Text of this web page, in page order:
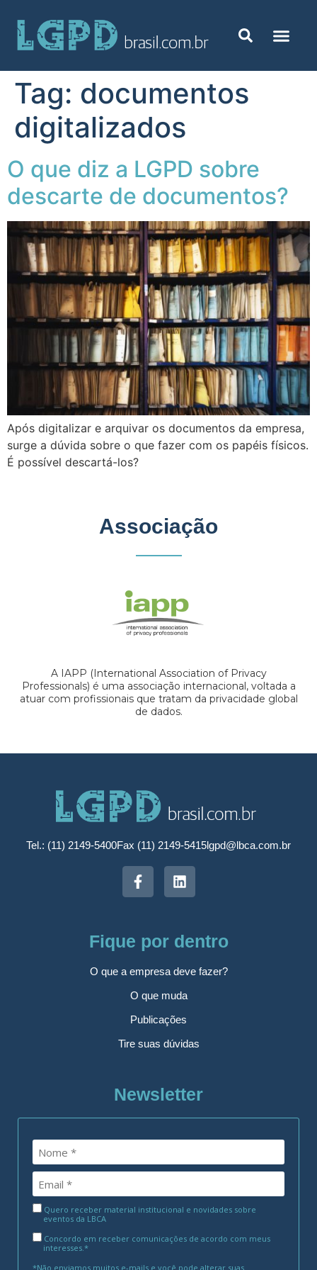
Tag: documentos
digitalizados
O que diz a LGPD sobre
descarte de documentos?
Após digitalizar e arquivar os documentos da empresa,
surge a dúvida sobre o que fazer com os papéis físicos.
É possível descartá-los?
Associação
A IAPP (International Association of Privacy
Professionals) é uma associação internacional, voltada a
atuar com profissionais que tratam da privacidade global
de dados.
Tel.: (11) 2149-5400Fax (11) 2149-5415lgpd@lbca.com.br
Fique por dentro
O que a empresa deve fazer?
O que muda
Publicações
Tire suas dúvidas
Newsletter
Quero receber material institucional e novidades sobre
eventos da LBCA
Concordo em receber comunicações de acordo com meus
interesses.*
*Não enviamos muitos e-mails e você pode alterar suas